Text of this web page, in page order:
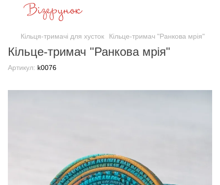
Кільця-тримачі для хусток Кільце-тримач "Ранкова мрія"
Кільце-тримач "Ранкова мрія"
Артикул: k0076